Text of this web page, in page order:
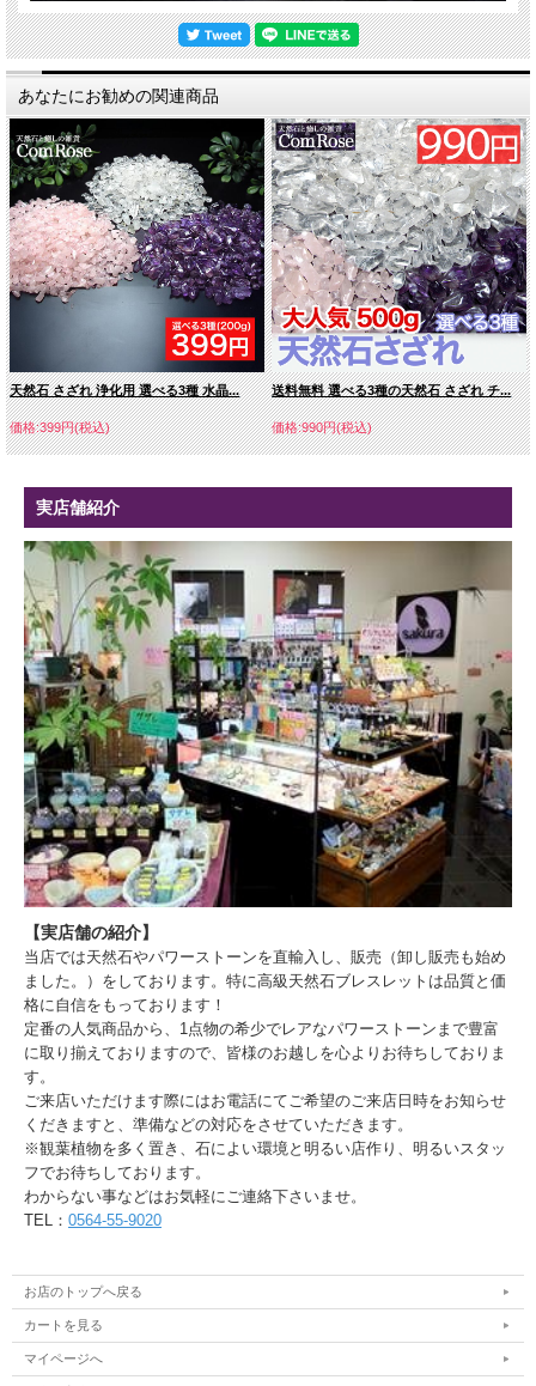
あなたにお勧めの関連商品
天然石 さざれ 浄化用 選べる3種 水晶...
価格:399円(税込)
送料無料 選べる3種の天然石 さざれ チ...
価格:990円(税込)
実店舗紹介
【実店舗の紹介】
当店では天然石やパワーストーンを直輸入し、販売（卸し販売も始め
ました。）をしております。特に高級天然石ブレスレットは品質と価
格に自信をもっております！
定番の人気商品から、1点物の希少でレアなパワーストーンまで豊富
に取り揃えておりますので、皆様のお越しを心よりお待ちしておりま
す。
ご来店いただけます際にはお電話にてご希望のご来店日時をお知らせ
くだきますと、準備などの対応をさせていただきます。
※観葉植物を多く置き、石によい環境と明るい店作り、明るいスタッ
フでお待ちしております。
わからない事などはお気軽にご連絡下さいませ。
TEL： 0564-55-9020
お店のトップへ戻る
カートを見る
マイページへ